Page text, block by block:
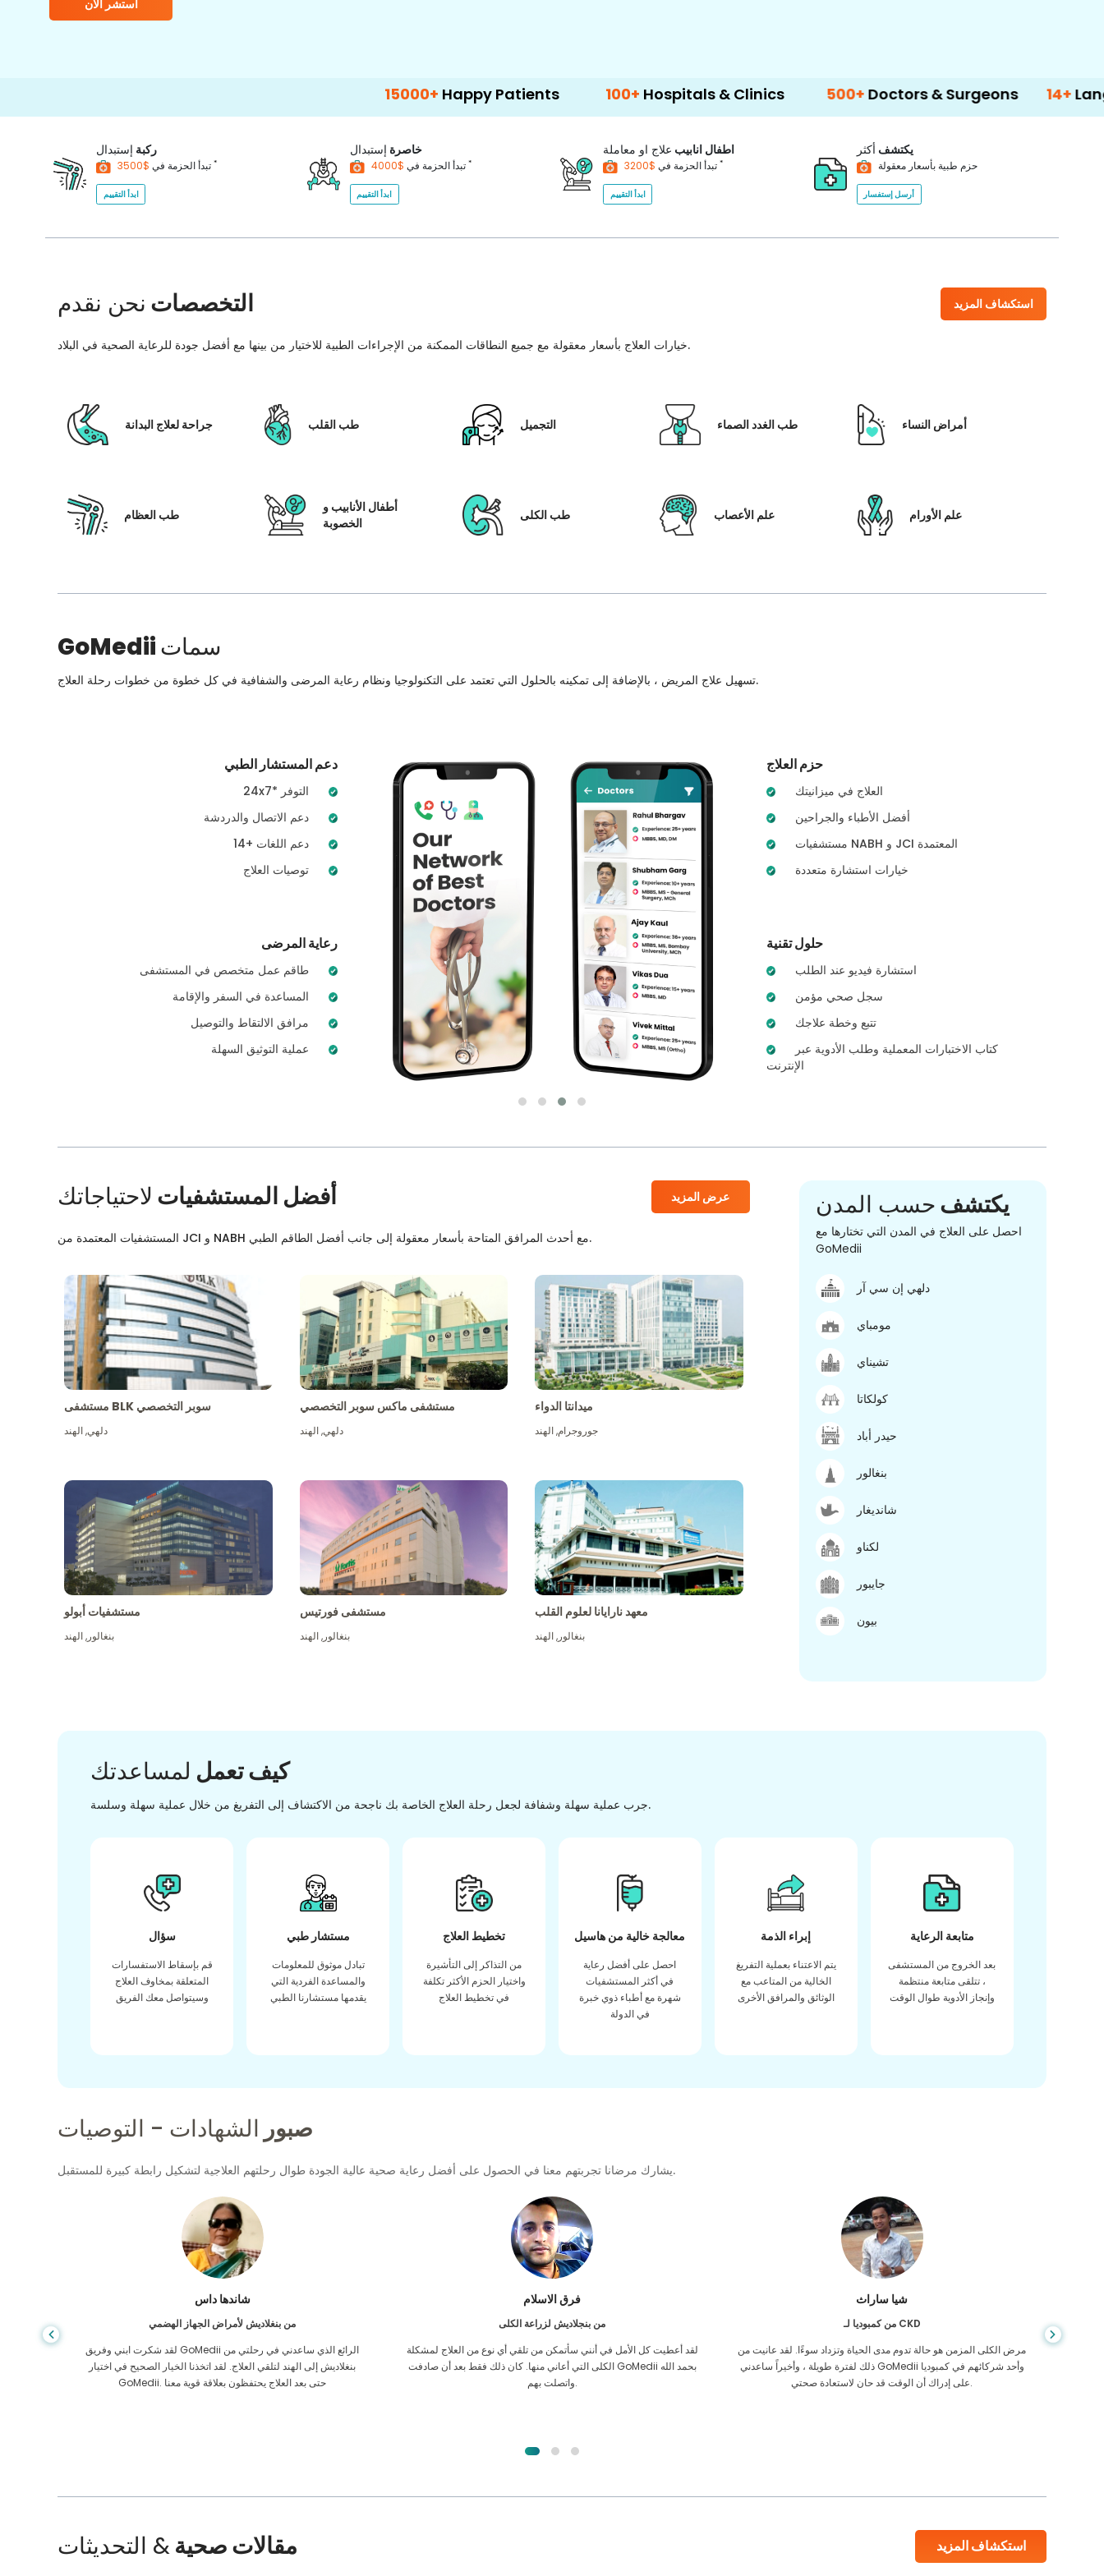
استشر الآن
Happy Patients 100+ Hospitals & Clinics 500+ Doctors & Surgeons 14+Language
ركبة إستبدال
تبدأ الحزمة في *
ابدأ التقييم
خاصرة إستبدال
تبدأ الحزمة في$4000 *
ابدأ التقييم
اطفال انابيب علاج او معاملة
تبدأ الحزمة في *
ابدأ التقييم
يكتشف أكثر
حزم طبية بأسعار معقولة
أرسل إستفسار
التخصصات نحن نقدم استكشاف المزيد
خيارات العلاج بأسعار معقولة مع جميع النطاقات الممكنة من الإجراءات الطبية للاختيار من بينها مع أفضل جودة للرعاية الصحية في البلاد.
جراحة لعلاج البدانة طب القلب التجميل طب الغدد الصماء أمراض النساء
طب العظام
أطفال الأنابيب و
الخصوبة
طب الكلى علم الأعصاب علم الأورام
GoMediiسمات
تسهيل علاج المريض ، بالإضافة إلى تمكينه بالحلول التي تعتمد على التكنولوجيا ونظام رعاية المرضى والشفافية في كل خطوة من خطوات رحلة العلاج.
دعم المستشار الطبي
رعاية المرضى
حزم العلاج
العلاج في ميزانيتك
أفضل الأطباء والجراحين
مستشفيات NABH و JCI المعتمدة
خيارات استشارة متعددة
حلول تقنية
استشارة فيديو عند الطلب
سجل صحي مؤمن
تتبع وخطة علاجك
الإنترنت
أفضل المستشفيات لاحتياجاتك عرض المزيد
المستشفيات المعتمدة من JCI و NABH مع أحدث المرافق المتاحة بأسعار معقولة إلى جانب أفضل الطاقم الطبي.
مستشفى BLK سوبر التخصصي
دلهي,الهند
مستشفى ماكس سوبر التخصصي
دلهي,الهند
ميدانتا الدواء
جوروجرام,الهند
مستشفيات أبولو
بنغالور,الهند
مستشفى فورتيس
بنغالور,الهند
معهد نارايانا لعلوم القلب
بنغالور,الهند
يكتشفحسب المدن
احصل على العلاج في المدن التي تختارها مع
GoMedii
دلهي إن سي آر
مومباي
تشيناي
كولكاتا
حيدر أباد
بنغالور
شانديغار
لكناو
جايبور
بيون
كيف تعمل لمساعدتك
جرب عملية سهلة وشفافة لجعل رحلة العلاج الخاصة بك ناجحة من الاكتشاف إلى التفريغ من خلال عملية سهلة وسلسة.
سؤال
قم بإسقاط الاستفسارات
المتعلقة بمخاوف العلاج
وسيتواصل معك الفريق
مستشار طبي
تبادل موثوق للمعلومات
والمساعدة الفردية التي
يقدمها مستشارنا الطبي
تخطيط العلاج
من التذاكر إلى التأشيرة
واختيار الحزم الأكثر تكلفة
في تخطيط العلاج
معالجة خالية من هاسيل
احصل على أفضل رعاية
في أكثر المستشفيات
شهرة مع أطباء ذوي خبرة
في الدولة
إبراء الذمة
يتم الاعتناء بعملية التفريغ
الخالية من المتاعب مع
الوثائق والمرافق الأخرى
متابعة الرعاية
بعد الخروج من المستشفى
، تتلقى متابعة منتظمة
وإنجاز الأدوية طوال الوقت
صبور الشهادات - التوصيات
يشارك مرضانا تجربتهم معنا في الحصول على أفضل رعاية صحية عالية الجودة طوال رحلتهم العلاجية لتشكيل رابطة كبيرة للمستقبل.
شاندها داس
من بنغلاديش لأمراض الجهاز الهضمي
لقد شكرت ابني وفريق GoMedii الرائع الذي ساعدني في رحلتي من
بنغلاديش إلى الهند لتلقي العلاج. لقد اتخذنا الخيار الصحيح في اختيار
GoMedii. حتى بعد العلاج يحتفظون بعلاقة قوية معنا
فرق الاسلام
من بنجلاديش لزراعة الكلى
لقد أعطيت كل الأمل في أنني سأتمكن من تلقي أي نوع من العلاج لمشكلة
الكلى التي أعاني منها. كان ذلك فقط بعد أن صادفت GoMedii بحمد الله
واتصلت بهم.
شيا ساراث
من كمبوديا لـ CKD
مرض الكلى المزمن هو حالة تدوم مدى الحياة وتزداد سوءًا. لقد عانيت من
ذلك لفترة طويلة ، وأخيراً ساعدني GoMedii وأحد شركائهم في كمبوديا
على إدراك أن الوقت قد حان لاستعادة صحتي.
مقالات صحية& التحديثات استكشاف المزيد